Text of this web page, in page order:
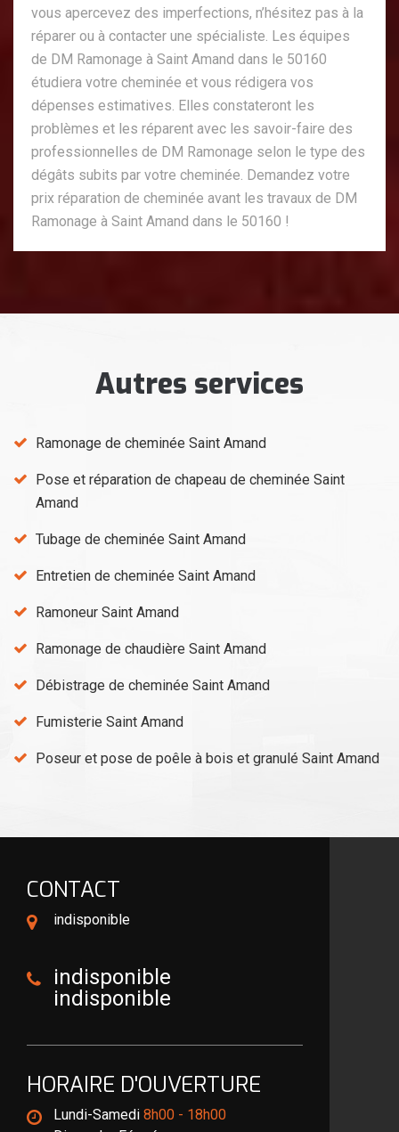
vous apercevez des imperfections, n’hésitez pas à la
réparer ou à contacter une spécialiste. Les équipes
de DM Ramonage à Saint Amand dans le 50160
étudiera votre cheminée et vous rédigera vos
dépenses estimatives. Elles constateront les
problèmes et les réparent avec les savoir-faire des
professionnelles de DM Ramonage selon le type des
dégâts subits par votre cheminée. Demandez votre
prix réparation de cheminée avant les travaux de DM
Ramonage à Saint Amand dans le 50160 !
Autres services
Ramonage de cheminée Saint Amand
Pose et réparation de chapeau de cheminée Saint
Amand
Tubage de cheminée Saint Amand
Entretien de cheminée Saint Amand
Ramoneur Saint Amand
Ramonage de chaudière Saint Amand
Débistrage de cheminée Saint Amand
Fumisterie Saint Amand
Poseur et pose de poêle à bois et granulé Saint Amand
CONTACT
indisponible
indisponible
indisponible
HORAIRE D'OUVERTURE
Lundi-Samedi 8h00 - 18h00